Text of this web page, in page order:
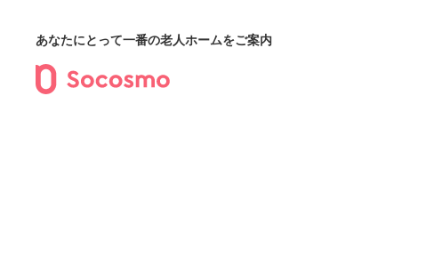
あなたにとって一番の老人ホームをご案内